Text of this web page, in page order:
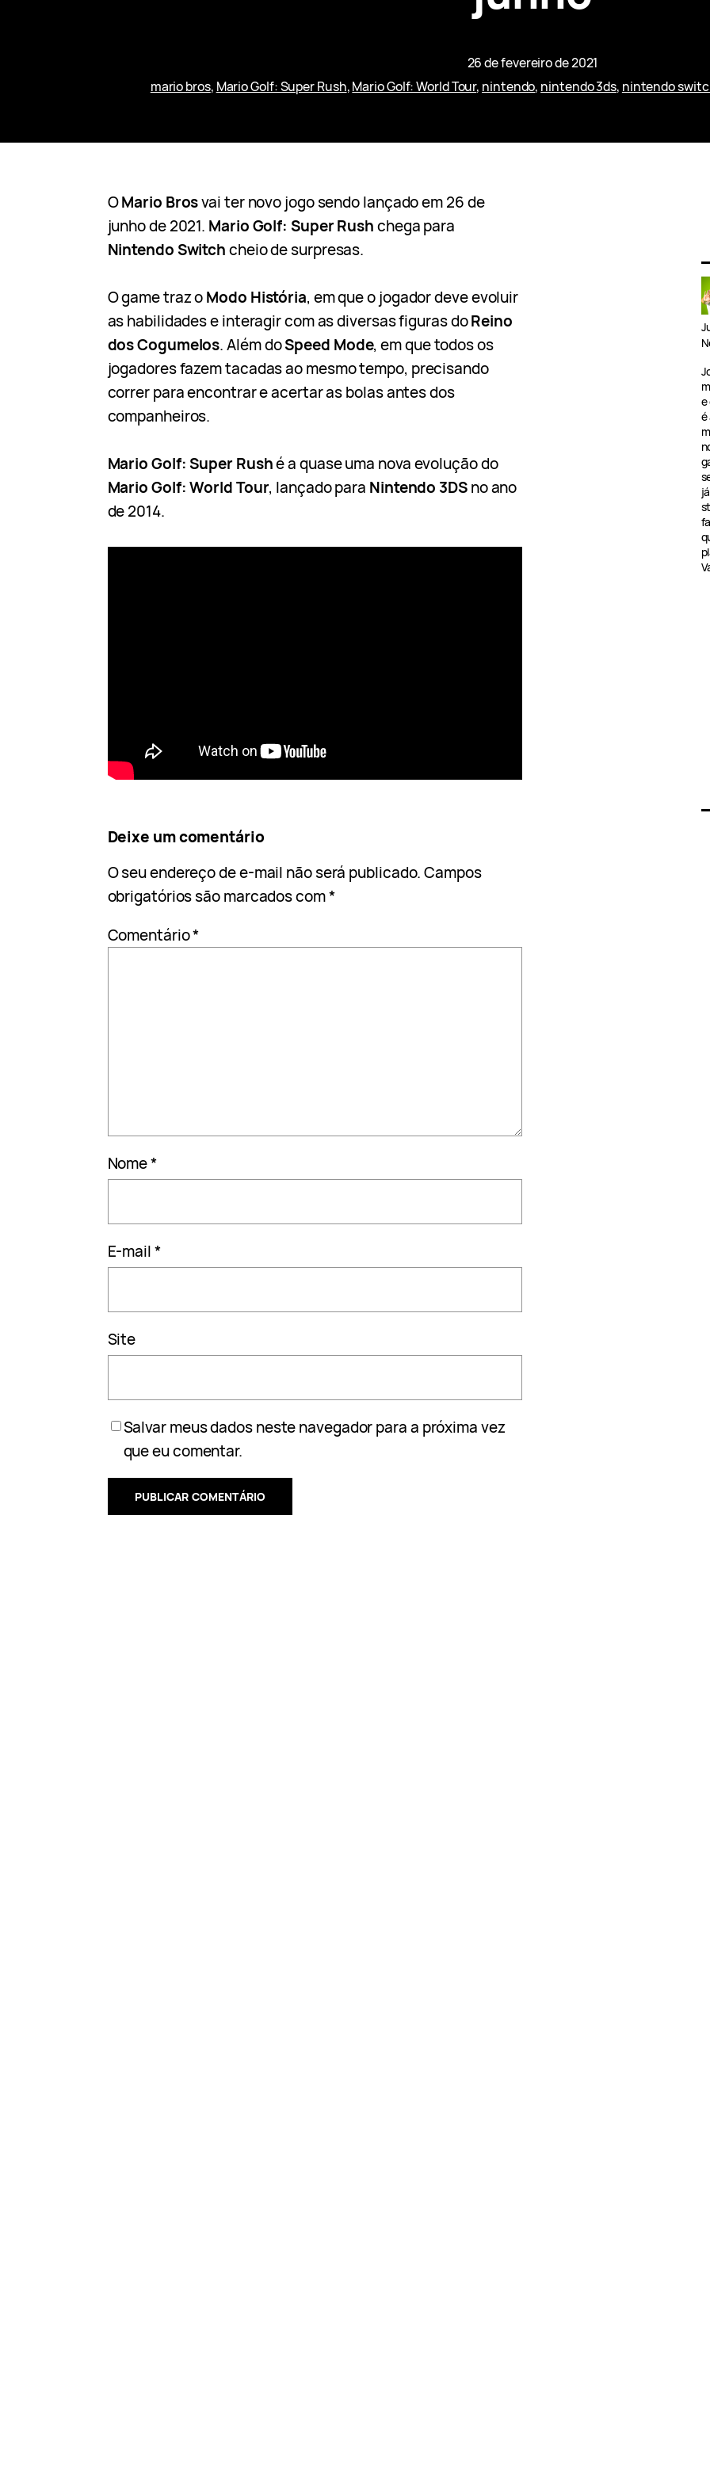
26 de fevereiro de 2021
mario bros, Mario Golf: Super Rush, Mario Golf: World Tour, nintendo, nintendo 3ds, nintendo
OMario Brosvai ter novo jogo sendo lançado em 26 de
junho de 2021. Mario Golf: Super Rushchega para
Nintendo Switchcheio de surpresas.
O game traz oModo História, em que o jogador deve evoluir
as habilidades e interagir com as diversas figuras doReino
dos Cogumelos. Além doSpeed Mode, em que todos os
jogadores fazem tacadas ao mesmo tempo, precisando
correr para encontrar e acertar as bolas antes dos
companheiros.
Mario Golf: Super Rushé a quase uma nova evolução do
Mario Golf: World Tour, lançado para Nintendo 3DSno ano
de 2014.
Deixe um comentário
O seu endereço de e-mail não será publicado. Campos
obrigatórios são marcados com*
Comentário*
Nome*
E-mail*
Site
Salvar meus dados neste navegador para a próxima vez
que eu comentar.
e
é